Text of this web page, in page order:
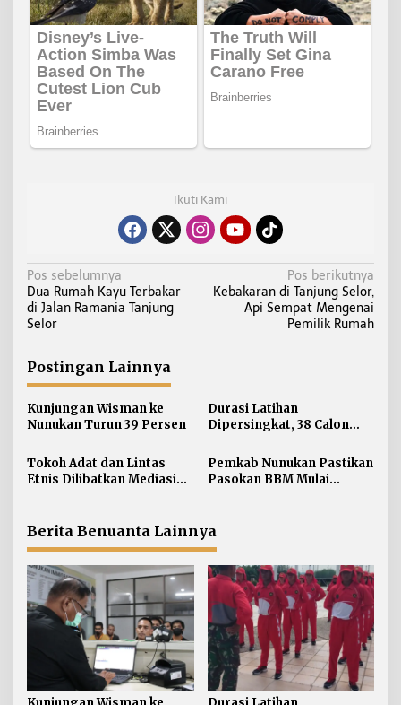
Ikuti Kami
N
a
v
g
a
s
i
o
Pos sebelumnya
Dua Rumah Kayu Terbakar
di Jalan Ramania Tanjung
Selor
Pos berikutnya
Kebakaran di Tanjung Selor,
Api Sempat Mengenai
Pemilik Rumah
Postingan Lainnya
Kunjungan Wisman ke
Nunukan Turun 39 Persen
Durasi Latihan
Dipersingkat, 38 Calon
Digembleng Tampil
Maksimal
Tokoh Adat dan Lintas
Etnis Dilibatkan Mediasi
Pemkab Nunukan Pastikan
Pasokan BBM Mulai
Berita Benuanta Lainnya